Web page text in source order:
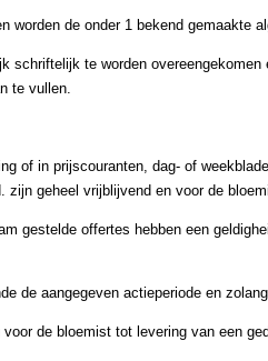
worden de onder 1 bekend gemaakte
schriftelijk te worden
te vullen.
of in prijscouranten, dag- of
geheel vrijblijvend en voor de
gestelde offertes hebben een
de aangegeven actieperiode en
de bloemist tot levering van een